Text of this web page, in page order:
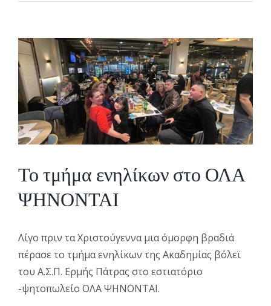
View
Larger
Image
Το τμήμα ενηλίκων στο ΟΛΑ
ΨΗΝΟΝΤΑΙ
Λίγο πριν τα Χριστούγεννα μια όμορφη βραδιά
πέρασε το τμήμα ενηλίκων της Ακαδημίας βόλεϊ
του Α.Σ.Π. Ερμής Πάτρας στο εστιατόριο
-ψητοπωλείο ΟΛΑ ΨΗΝΟΝΤΑΙ.